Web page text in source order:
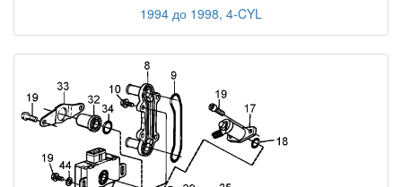
1994 до 1998, 4-CYL